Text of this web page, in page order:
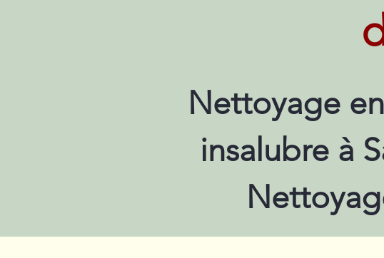
Nettoyage
insalubre à